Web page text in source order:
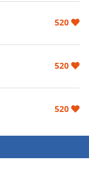
520
520
520